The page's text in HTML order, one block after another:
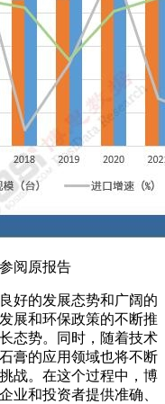
阅原报告
好的发展态势和广阔的
展和环保政策的不断推
态势。同时，随着技术
膏的应用领域也将不断
战。在这个过程中，博
业和投资者提供准确、